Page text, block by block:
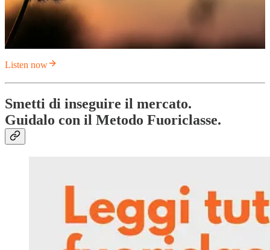
Listen now
Smetti di inseguire il mercato.
Guidalo con il Metodo Fuoriclasse.